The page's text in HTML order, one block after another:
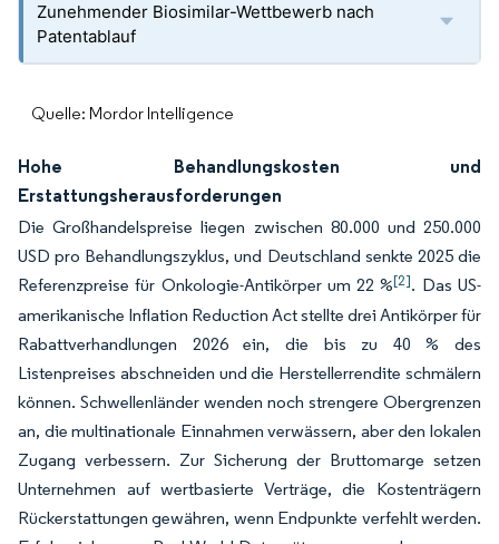
Zunehmender Biosimilar-Wettbewerb nach
Patentablauf
Quelle: Mordor Intelligence
Hohe Behandlungskosten und
Erstattungsherausforderungen
Die Großhandelspreise liegen zwischen 80.000 und 250.000
USD pro Behandlungszyklus, und Deutschland senkte 2025 die
Referenzpreise für Onkologie-Antikörper um 22 %[2]. Das US-
amerikanische Inflation Reduction Act stellte drei Antikörper für
Rabattverhandlungen 2026 ein, die bis zu 40 % des
Listenpreises abschneiden und die Herstellerrendite schmälern
können. Schwellenländer wenden noch strengere Obergrenzen
an, die multinationale Einnahmen verwässern, aber den lokalen
Zugang verbessern. Zur Sicherung der Bruttomarge setzen
Unternehmen auf wertbasierte Verträge, die Kostenträgern
Rückerstattungen gewähren, wenn Endpunkte verfehlt werden.